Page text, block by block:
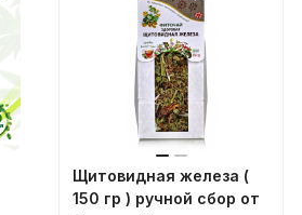
Щитовидная железа (
150 гр ) ручной сбор от